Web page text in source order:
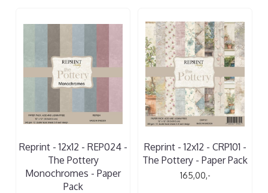
Reprint - 12x12 - REP024 -
The Pottery
Monochromes - Paper
Pack
Reprint - 12x12 - CRP101 -
The Pottery - Paper Pack
165,00,-